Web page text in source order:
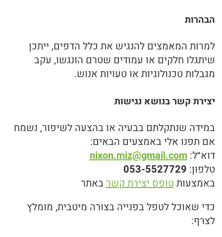
הבהרות
למרות המאמצים להנגיש את כלל הדפים, ייתכן
שיתגלו חלקים או עמודים שטרם הונגשו, עקב
מגבלות טכנולוגיות או טעויות אנוש.
יצירת קשר בנושא נגישות
במידה שנתקלתם בבעיה או בהצעה לשיפור, נשמח
אם תפנו אלי באמצעים הבאים:
דוא״ל:nixon.miz@gmail.com
טלפון: 053-5527729
באמצעותטופס יצירת קשרבאתר
כדי שאוכל לטפל בפנייה בצורה מיטבית, מומלץ
לצרף: